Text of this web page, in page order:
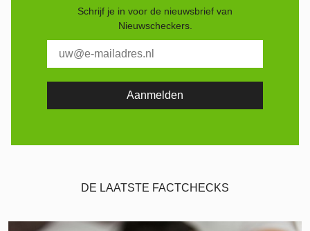
Schrijf je in voor de nieuwsbrief van
Nieuwscheckers.
DE LAATSTE FACTCHECKS